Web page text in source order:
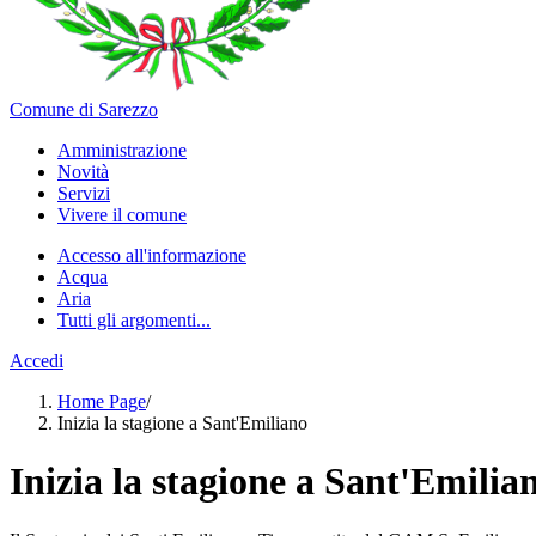
Comune di Sarezzo
Amministrazione
Novità
Servizi
Vivere il comune
Accesso all'informazione
Acqua
Aria
Tutti gli argomenti...
Accedi
Home Page/
Inizia la stagione a Sant'Emiliano
Inizia la stagione a